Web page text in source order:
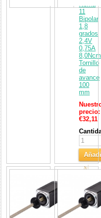
Nema
11
Bipolar
1,8
grados
2,4V
0,75A
8,0Ncm
Tornillo
de
avance
100
mm
precio:
€32,11
al
motor
paso
a
paso